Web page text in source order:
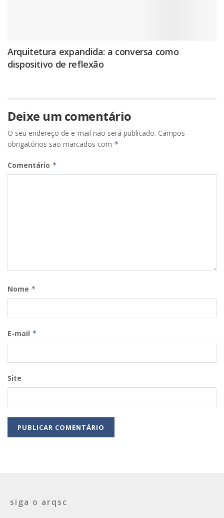
Arquitetura expandida: a conversa como
dispositivo de reflexão
Deixe um comentário
O seu endereço de e-mail não será publicado. Campos
obrigatórios são marcados com *
Comentário *
Nome *
E-mail *
Site
siga o arqsc